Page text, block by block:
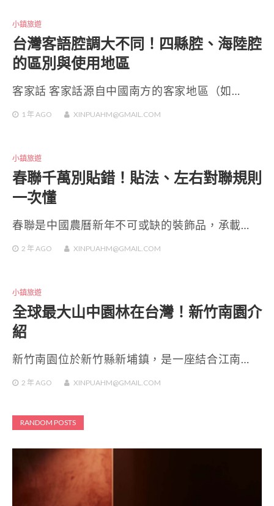
小鎮旅遊
台灣客語腔調大不同！四縣腔、海陸腔
的區別與使用地區
客家話 客家話源自中國南方的客家地區（如…
1 年 AGO XINPUAHM@GMAIL.COM
小鎮旅遊
春聯千萬別貼錯！貼法、左右對聯規則
一次懂
春聯是中國農曆新年不可或缺的裝飾品，承載…
2 年 AGO XINPUAHM@GMAIL.COM
小鎮旅遊
全球最大山中園林在台灣！新竹南園介
紹
新竹南園位於新竹縣新埔鎮，是一座結合江南…
2 年 AGO XINPUAHM@GMAIL.COM
RANDOM POSTS